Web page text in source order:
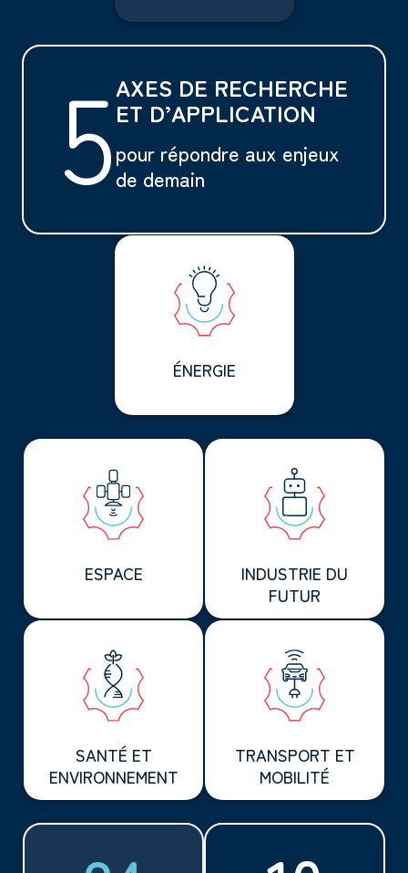
5AXES DE RECHERCHE
ET D’APPLICATION
pour répondre aux enjeux
de demain
ÉNERGIE
ESPACE
INDUSTRIE DU
FUTUR
SANTÉ ET
ENVIRONNEMENT
TRANSPORT ET
MOBILITÉ